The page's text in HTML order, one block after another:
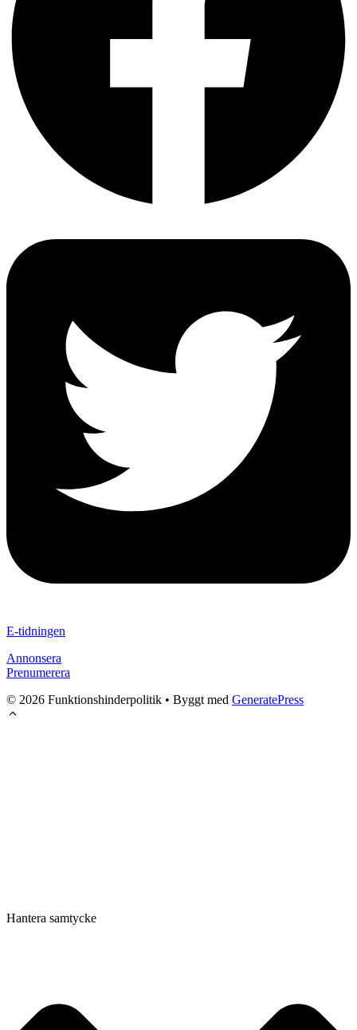
E-tidningen
Annonsera
Prenumerera
© 2026 Funktionshinderpolitik • Byggt med GeneratePress
Hantera samtycke